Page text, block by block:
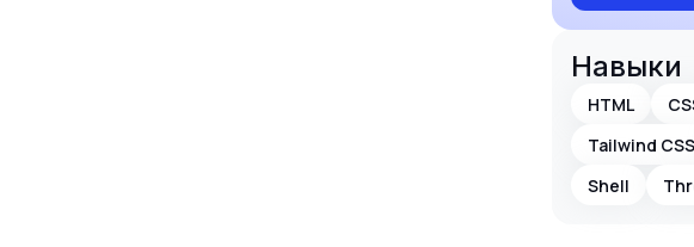
Навыки
HTML
Tailwind CSS
Shell